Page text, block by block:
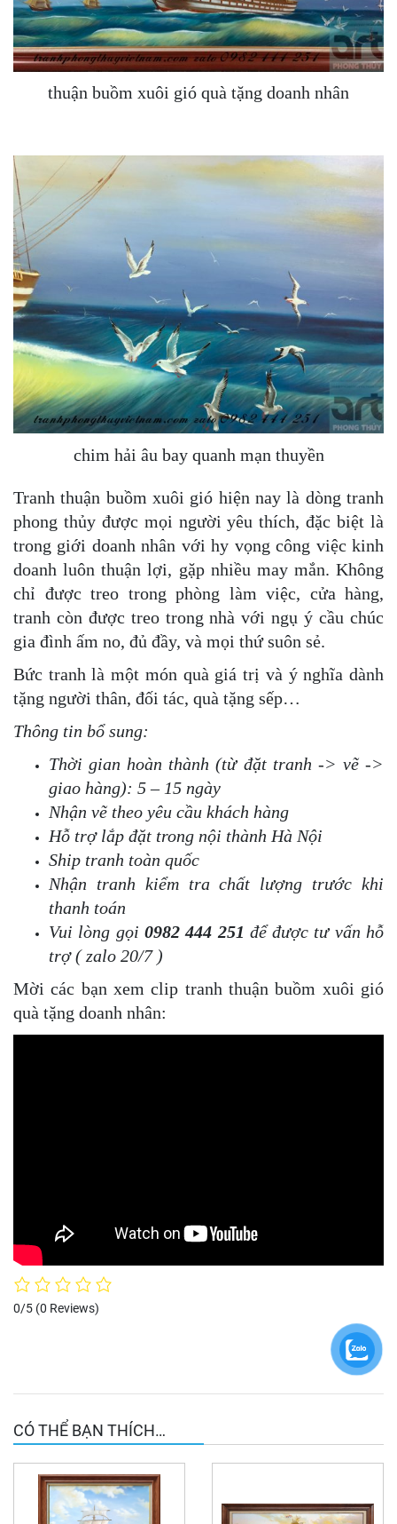
thuận buồm xuôi gió quà tặng doanh nhân
chim hải âu bay quanh mạn thuyền
Tranh thuận buồm xuôi gió hiện nay là dòng tranh
phong thủy được mọi người yêu thích, đặc biệt là
trong giới doanh nhân với hy vọng công việc kinh
doanh luôn thuận lợi, gặp nhiều may mắn. Không
chỉ được treo trong phòng làm việc, cửa hàng,
tranh còn được treo trong nhà với ngụ ý cầu chúc
gia đình ấm no, đủ đầy, và mọi thứ suôn sẻ.
Bức tranh là một món quà giá trị và ý nghĩa dành
tặng người thân, đối tác, quà tặng sếp…
Thông tin bổ sung:
Thời gian hoàn thành (từ đặt tranh -> vẽ ->
giao hàng): 5 – 15 ngày
Nhận vẽ theo yêu cầu khách hàng
Hỗ trợ lắp đặt trong nội thành Hà Nội
Ship tranh toàn quốc
Nhận tranh kiểm tra chất lượng trước khi
thanh toán
Vui lòng gọi 0982 444 251 để được tư vấn hỗ
trợ ( zalo 20/7 )
Mời các bạn xem clip tranh thuận buồm xuôi gió
quà tặng doanh nhân:
0/5 (0 Reviews)
CÓ THỂ BẠN THÍCH…